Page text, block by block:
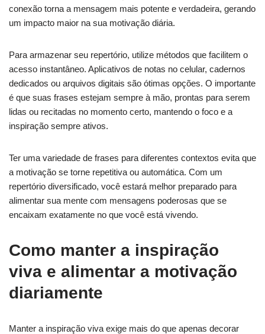
conexão torna a mensagem mais potente e verdadeira, gerando
um impacto maior na sua motivação diária.
Para armazenar seu repertório, utilize métodos que facilitem o
acesso instantâneo. Aplicativos de notas no celular, cadernos
dedicados ou arquivos digitais são ótimas opções. O importante
é que suas frases estejam sempre à mão, prontas para serem
lidas ou recitadas no momento certo, mantendo o foco e a
inspiração sempre ativos.
Ter uma variedade de frases para diferentes contextos evita que
a motivação se torne repetitiva ou automática. Com um
repertório diversificado, você estará melhor preparado para
alimentar sua mente com mensagens poderosas que se
encaixam exatamente no que você está vivendo.
Como manter a inspiração
viva e alimentar a motivação
diariamente
Manter a inspiração viva exige mais do que apenas decorar